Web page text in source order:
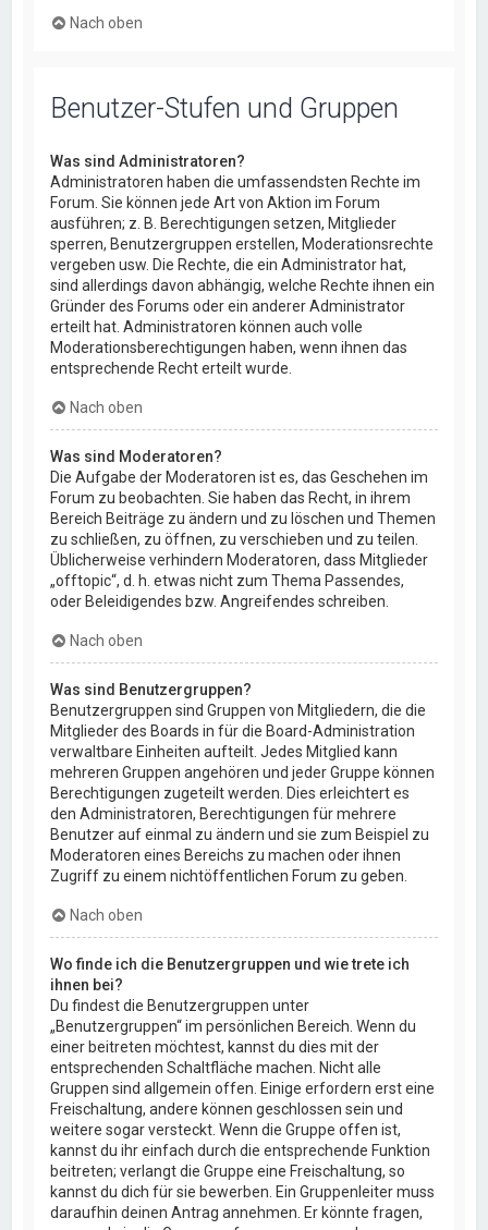
Nach oben
Benutzer-Stufen und Gruppen
Was sind Administratoren?
Administratoren haben die umfassendsten Rechte im
Forum. Sie können jede Art von Aktion im Forum
ausführen; z. B. Berechtigungen setzen, Mitglieder
sperren, Benutzergruppen erstellen, Moderationsrechte
vergeben usw. Die Rechte, die ein Administrator hat,
sind allerdings davon abhängig, welche Rechte ihnen ein
Gründer des Forums oder ein anderer Administrator
erteilt hat. Administratoren können auch volle
Moderationsberechtigungen haben, wenn ihnen das
entsprechende Recht erteilt wurde.
Nach oben
Was sind Moderatoren?
Die Aufgabe der Moderatoren ist es, das Geschehen im
Forum zu beobachten. Sie haben das Recht, in ihrem
Bereich Beiträge zu ändern und zu löschen und Themen
zu schließen, zu öffnen, zu verschieben und zu teilen.
Üblicherweise verhindern Moderatoren, dass Mitglieder
„offtopic“, d. h. etwas nicht zum Thema Passendes,
oder Beleidigendes bzw. Angreifendes schreiben.
Nach oben
Was sind Benutzergruppen?
Benutzergruppen sind Gruppen von Mitgliedern, die die
Mitglieder des Boards in für die Board-Administration
verwaltbare Einheiten aufteilt. Jedes Mitglied kann
mehreren Gruppen angehören und jeder Gruppe können
Berechtigungen zugeteilt werden. Dies erleichtert es
den Administratoren, Berechtigungen für mehrere
Benutzer auf einmal zu ändern und sie zum Beispiel zu
Moderatoren eines Bereichs zu machen oder ihnen
Zugriff zu einem nichtöffentlichen Forum zu geben.
Nach oben
Wo finde ich die Benutzergruppen und wie trete ich
ihnen bei?
Du findest die Benutzergruppen unter
„Benutzergruppen“ im persönlichen Bereich. Wenn du
einer beitreten möchtest, kannst du dies mit der
entsprechenden Schaltfläche machen. Nicht alle
Gruppen sind allgemein offen. Einige erfordern erst eine
Freischaltung, andere können geschlossen sein und
weitere sogar versteckt. Wenn die Gruppe offen ist,
kannst du ihr einfach durch die entsprechende Funktion
beitreten; verlangt die Gruppe eine Freischaltung, so
kannst du dich für sie bewerben. Ein Gruppenleiter muss
daraufhin deinen Antrag annehmen. Er könnte fragen,